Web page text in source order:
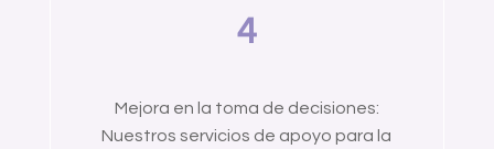
4
Mejora en la toma de decisiones:
Nuestros servicios de apoyo para la